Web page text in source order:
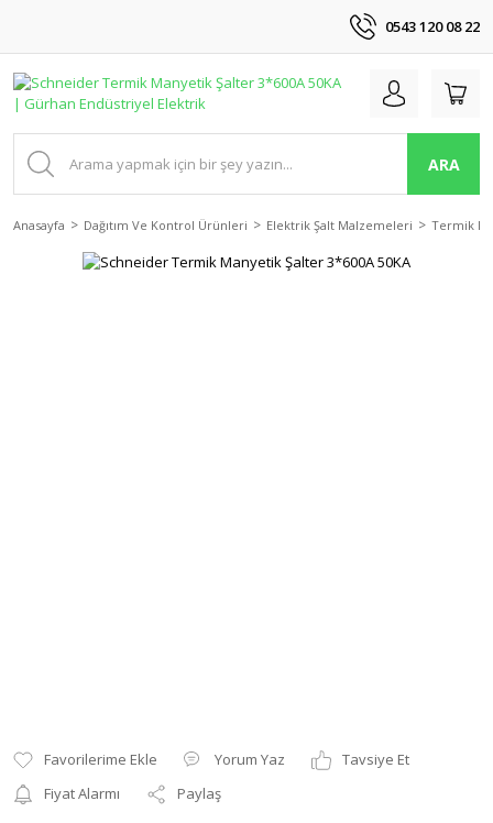
0543 120 08 22
ARA
Anasayfa Dağıtım Ve Kontrol Ürünleri Elektrik Şalt Malzemeleri Termik
Yorum Yaz
Tavsiye Et
Fiyat Alarmı
Paylaş